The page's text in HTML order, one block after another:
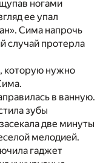
ногами
ее упал
Сима напрочь
случай протерла
которую нужно
в ванную.
зубы
две минуты
мелодией.
гаджет